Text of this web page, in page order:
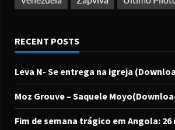
RECENT POSTS
Leva N- Se entrega na igreja
Moz Grouve – Saquele
Fim de semana trágico em Angola: